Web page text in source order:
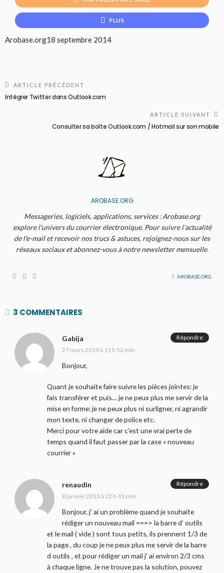
PLUS
Arobase.org18 septembre 2014
ARTICLE PRÉCÉDENT
Intégrer Twitter dans Outlook.com
ARTICLE SUIVANT
Consulter sa boîte Outlook.com / Hotmail sur son mobile
AROBASE.ORG
Messageries, logiciels, applications, services : Arobase.org
explore l'univers du courrier électronique. Pour suivre l'actualité
de l'e-mail et recevoir nos trucs & astuces, rejoignez-nous sur les
réseaux sociaux et abonnez-vous à notre newsletter mensuelle.
AROBASE.ORG
3 COMMENTAIRES
Gabija
27 mars 2019 à 11 h 52 min
Bonjour,
Quant je souhaite faire suivre les pièces jointes: je
fais transférer et puis… je ne peux plus me servir de la
mise en forme: je ne peux plus ni surligner, ni agrandir
mon texte, ni changer de police etc.
Merci pour votre aide car c’est une vrai perte de
temps quand il faut passer par la case « nouveau
courrier »
Répondre
renaudin
8 janvier 2015 à 22 h 41 min
Bonjour, j’ ai un problème quand je souhaite
rédiger un nouveau mail ===> la barre d’ outils
et le mail ( vide ) sont tous petits, ils prennent 1/3 de
la page , du coup je ne peux plus me servir de la barre
d outils , et pour rédiger un mail j’ ai environ 2/3 cms
à chaque ligne. Je ne trouve pas la solution, pouvez
Répondre